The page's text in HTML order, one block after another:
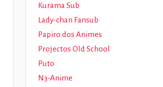
Kurama Sub
Lady-chan Fansub
Papiro dos Animes
Projectos Old School
Puto
N3-Anime